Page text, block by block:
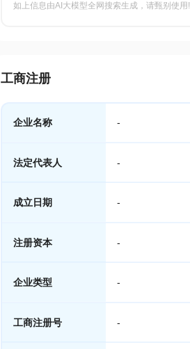
如上信息由AI大模型全网搜索生成，请甄别使用!
工商注册
企业名称 -
法定代表人 -
成立日期 -
注册资本 -
企业类型 -
工商注册号 -